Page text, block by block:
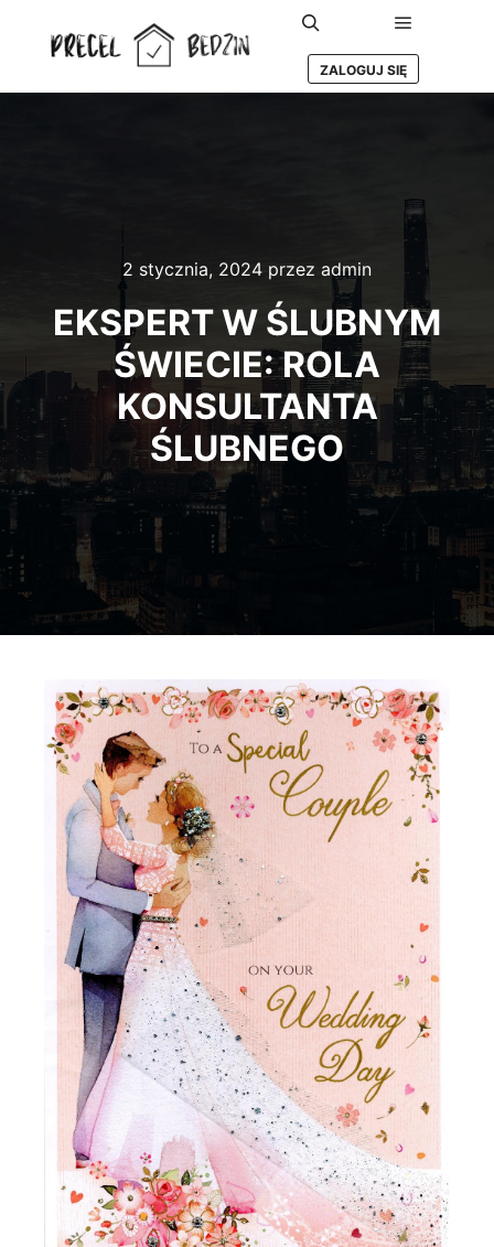
Szukaj Główne
ZALOGUJ SIĘ
2 stycznia, 2024 przez admin
EKSPERT W ŚLUBNYM
ŚWIECIE: ROLA
KONSULTANTA
ŚLUBNEGO